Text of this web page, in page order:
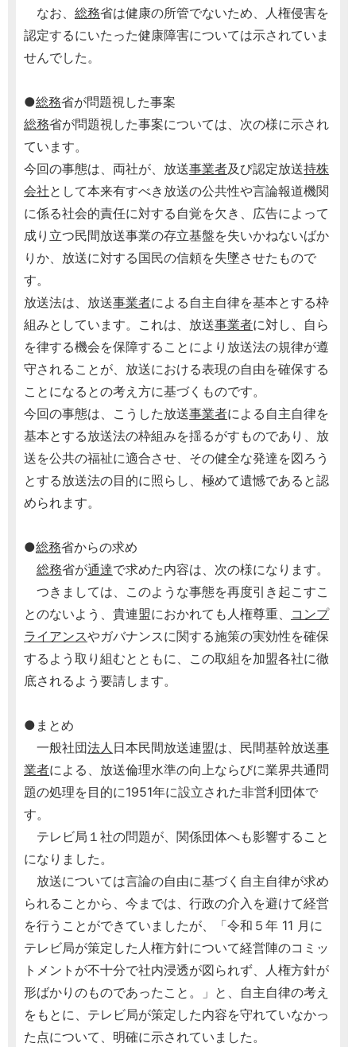
なお、 総務省は健康の所管でないため、人権侵害を
認定するにいたった健康障害については示されていま
せんでした。
●総務省が問題視した事案
総務省が問題視した事案については、次の様に示され
ています。
今回の事態は、両社が、放送事業者及び認定放送持株
会社として本来有すべき放送の公共性や言論報道機関
に係る社会的責任に対する自覚を欠き、広告によって
成り立つ民間放送事業の存立基盤を失いかねないばか
りか、放送に対する国民の信頼を失墜させたもので
す。
放送法は、放送事業者による自主自律を基本とする枠
組みとしています。これは、放送事業者に対し、自ら
を律する機会を保障することにより放送法の規律が遵
守されることが、放送における表現の自由を確保する
ことになるとの考え方に基づくものです。
今回の事態は、こうした放送事業者による自主自律を
基本とする放送法の枠組みを揺るがすものであり、放
送を公共の福祉に適合させ、その健全な発達を図ろう
とする放送法の目的に照らし、極めて遺憾であると認
められます。
●総務省からの求め
総務省が通達で求めた内容は、次の様になります。
つきましては、このような事態を再度引き起こすこ
とのないよう、貴連盟におかれても人権尊重、 コンプ
ライアンスやガバナンスに関する施策の実効性を確保
するよう取り組むとともに、この取組を加盟各社に徹
底されるよう要請します。
●まとめ
一般社団法人 日本民間放送連盟は、民間基幹放送事
業者による、放送倫理水準の向上ならびに業界共通問
題の処理を目的に1951年に設立された非営利団体で
す。
テレビ局１社の問題が、関係団体へも影響すること
になりました。
放送については言論の自由に基づく自主自律が求め
られることから、今までは、行政の介入を避けて経営
を行うことができていましたが、「令和５年 11 月に
テレビ局が策定した人権方針について経営陣のコミッ
トメントが不十分で社内浸透が図られず、人権方針が
形ばかりのものであったこと。」と、自主自律の考え
をもとに、テレビ局が策定した内容を守れていなかっ
た点について、明確に示されていました。